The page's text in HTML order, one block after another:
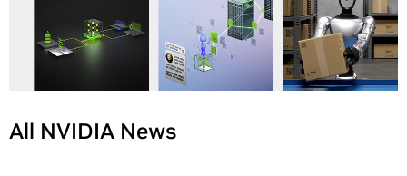
All NVIDIA News